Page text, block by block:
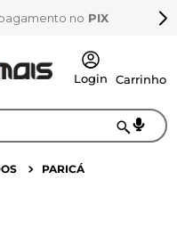
no PIX
PARICÁ